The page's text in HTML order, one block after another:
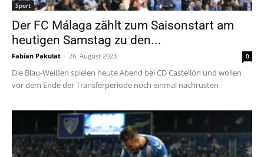
Sport
Der FC Málaga zählt zum Saisonstart am
heutigen Samstag zu den...
Fabian Pakulat - 26. August 2023 0
Die Blau-Weißen spielen heute Abend bei CD Castellón und wollen
vor dem Ende der Transferperiode noch einmal nachrüsten